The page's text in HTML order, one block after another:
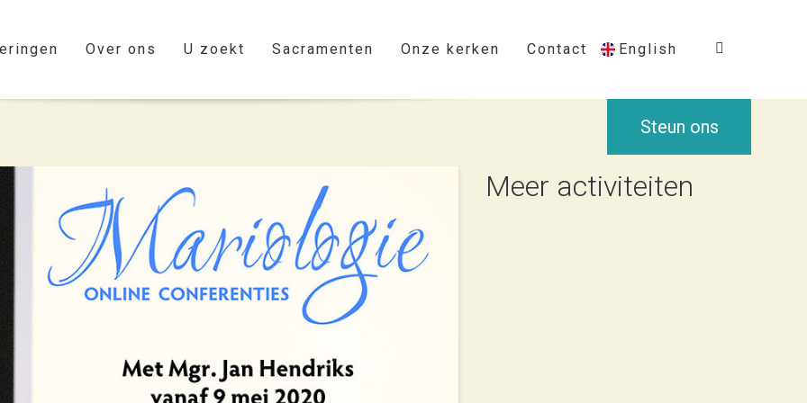
Over ons U zoekt Sacramenten Onze kerken Contact English
Steun ons
Meer activiteiten